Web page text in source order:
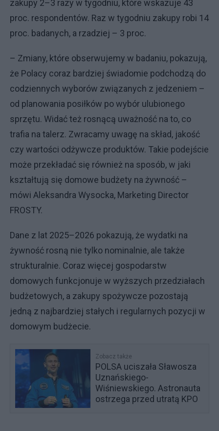
zakupy 2–3 razy w tygodniu, które wskazuje 43
proc. respondentów. Raz w tygodniu zakupy robi 14
proc. badanych, a rzadziej – 3 proc.
– Zmiany, które obserwujemy w badaniu, pokazują,
że Polacy coraz bardziej świadomie podchodzą do
codziennych wyborów związanych z jedzeniem –
od planowania posiłków po wybór ulubionego
sprzętu. Widać też rosnącą uważność na to, co
trafia na talerz. Zwracamy uwagę na skład, jakość
czy wartości odżywcze produktów. Takie podejście
może przekładać się również na sposób, w jaki
kształtują się domowe budżety na żywność –
mówi Aleksandra Wysocka, Marketing Director
FROSTY.
Dane z lat 2025–2026 pokazują, że wydatki na
żywność rosną nie tylko nominalnie, ale także
strukturalnie. Coraz więcej gospodarstw
domowych funkcjonuje w wyższych przedziałach
budżetowych, a zakupy spożywcze pozostają
jedną z najbardziej stałych i regularnych pozycji w
domowym budżecie.
Zobacz także
POLSA uciszała Sławosza
Uznańskiego-
Wiśniewskiego. Astronauta
ostrzega przed utratą KPO